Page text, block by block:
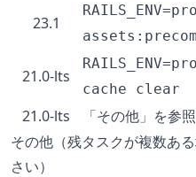
23.1
21.0-lts
cache clear
21.0-lts
「その他」を参照
その他（残タスクが複数あ
さい）